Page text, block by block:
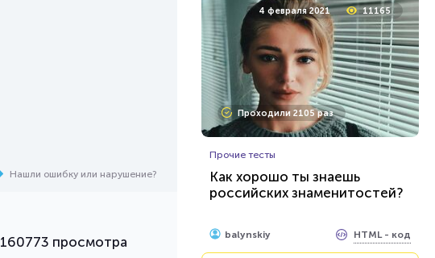
Нашли ошибку или нарушение?
160773 просмотра
4 февраля 2021 11165
Проходили 2105 раз
Прочие тесты
Как хорошо ты знаешь
российских знаменитостей?
balynskiy HTML - код